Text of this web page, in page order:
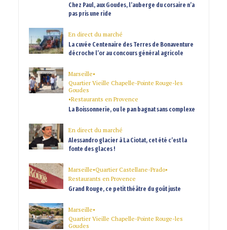
Chez Paul, aux Goudes, l’auberge du corsaire n’a
pas pris une ride
En direct du marché
La cuvée Centenaire des Terres de Bonaventure
décroche l’or au concours général agricole
Marseille•
Quartier Vieille Chapelle-Pointe Rouge-les
Goudes
•Restaurants en Provence
La Boissonnerie, ou le pan bagnat sans complexe
En direct du marché
Alessandro glacier à La Ciotat, cet été c’est la
fonte des glaces !
Marseille•Quartier Castellane-Prado•
Restaurants en Provence
Grand Rouge, ce petit théâtre du goût juste
Marseille•
Quartier Vieille Chapelle-Pointe Rouge-les
Goudes